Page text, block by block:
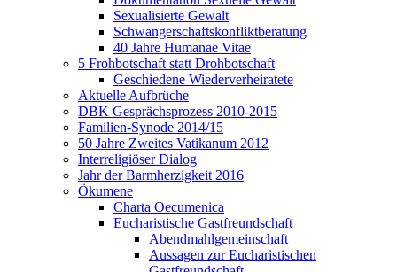
Sexualisierte Gewalt
Schwangerschaftskonfliktberatung
40 Jahre Humanae Vitae
5 Frohbotschaft statt Drohbotschaft
Geschiedene Wiederverheiratete
Aktuelle Aufbrüche
DBK Gesprächsprozess 2010-2015
Familien-Synode 2014/15
50 Jahre Zweites Vatikanum 2012
Interreligiöser Dialog
Jahr der Barmherzigkeit 2016
Ökumene
Charta Oecumenica
Eucharistische Gastfreundschaft
Abendmahlgemeinschaft
Aussagen zur Eucharistischen